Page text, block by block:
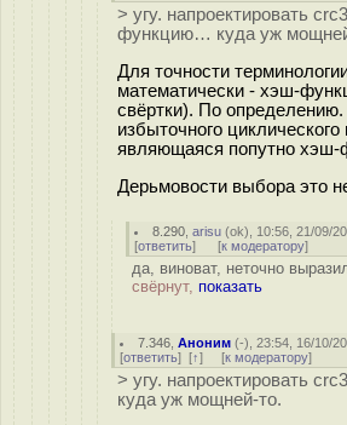
> угу. напроектировать
функцию… куда уж
Для точности
математически - хэш-
свёртки). По
избыточного циклического
являющаяся попутно хэш-
Дерьмовости выбора это
8.290 ,arisu (ok), 10:56, 21/09/
[ответить] [к модератору]
да, виноват, неточно
свёрнут, показать
7.346 ,Аноним (-), 23:54, 16/10/
[ответить] [↑] [к модератору]
> угу. напроектировать
куда уж мощней-то.